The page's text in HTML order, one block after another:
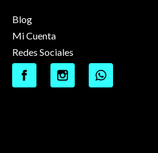
Blog
Mi Cuenta
Redes Sociales